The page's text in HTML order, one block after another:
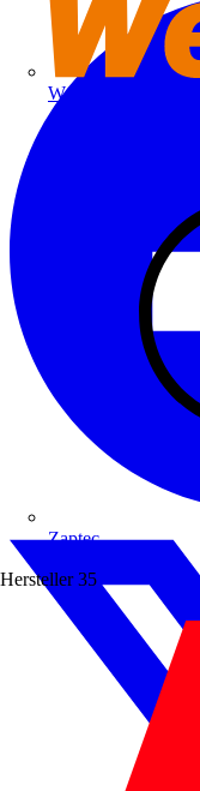
Weidmüller
Zaptec
Hersteller 35